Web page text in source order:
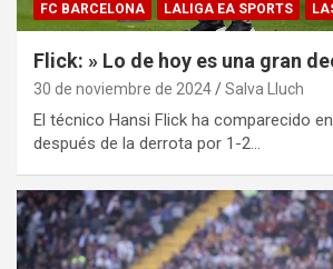
FC BARCELONA LALIGA EA SPORTS
Flick: » Lo de hoy es una gran
30 de noviembre de 2024 Salva Lluch
El técnico Hansi Flick ha comparecido
después de la derrota por 1-2…